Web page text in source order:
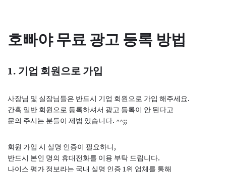
호빠야 무료 광고 등록 방법
1. 기업 회원으로 가입
사장님 및 실장님들은 반드시 기업 회원으로 가입 해주세요.
간혹 일반 회원으로 등록하셔서 광고 등록이 안 된다고
문의 주시는 분들이 제법 있습니다. ^^;;
회원 가입 시 실명 인증이 필요하니,
반드시 본인 명의 휴대전화를 이용 부탁 드립니다.
나이스 평가 정보라는 국내 실명 인증 1위 업체를 통해